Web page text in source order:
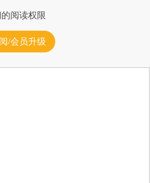
阅读权限
/会员升级